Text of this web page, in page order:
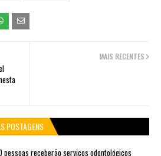
MAIS RECENTES
POSTAGENS
pessoas receberão serviços odontológicos